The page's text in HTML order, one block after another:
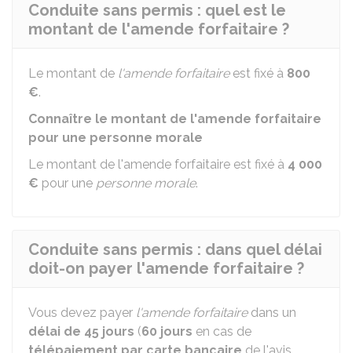
Conduite sans permis : quel est le
montant de l'amende forfaitaire ?
Le montant de l'amende forfaitaireest fixé à 800
€.
Connaître le montant de l'amende forfaitaire
pour une personne morale
Le montant de l'amende forfaitaire est fixé à 4 000
€ pour une personne morale.
Conduite sans permis : dans quel délai
doit-on payer l'amende forfaitaire ?
Vous devez payer l'amende forfaitairedans un
délai de 45 jours (60 jours en cas de